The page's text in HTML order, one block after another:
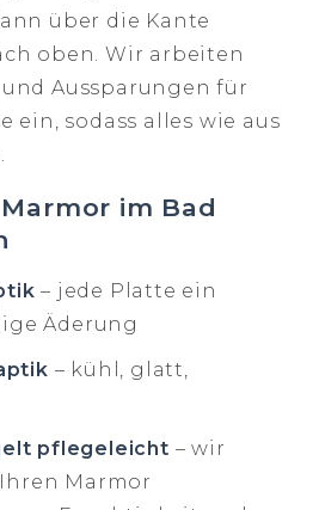
über die Kante
oben. Wir arbeiten
Aussparungen für
ein, sodass alles wie aus
im Bad
– jede Platte ein
Äderung
– kühl, glatt,
pflegeleicht – wir
Marmor